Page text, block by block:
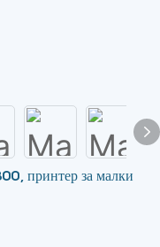
принтер за малки